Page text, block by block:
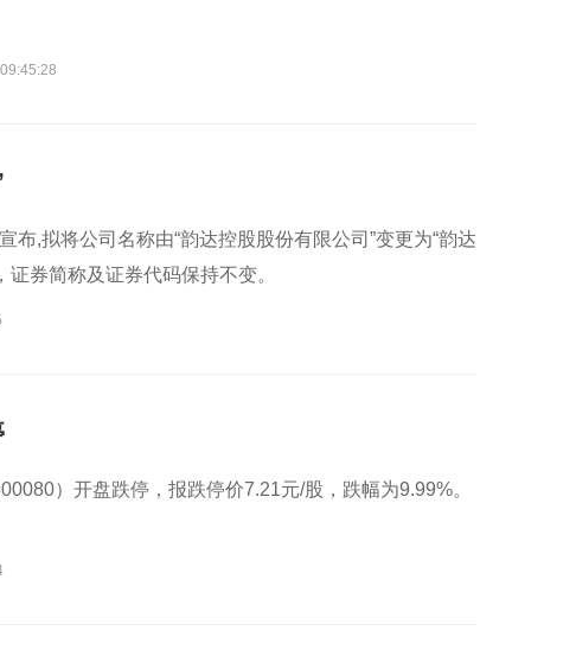
布,拟将公司名称由“韵达控股股份有限公司”变更为“韵达
证券简称及证券代码保持不变。
）开盘跌停，报跌停价7.21元/股，跌幅为9.99%。